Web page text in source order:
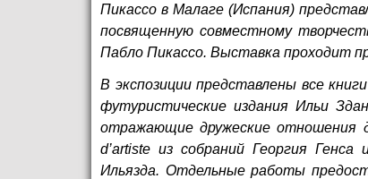
Пикассо в Малаге (Испания)
посвященную совместному
Пабло Пикассо. Выставка проходит
В экспозиции представлены все
футуристические издания Ильи
отражающие дружеские отношения
d’artiste из собраний Георгия
Ильязда. Отдельные работы